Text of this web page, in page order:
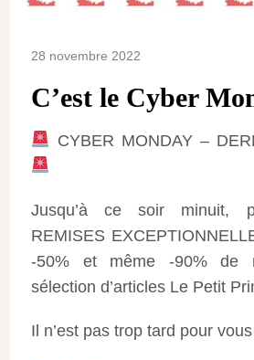
28 novembre 2022
C’est le Cyber
CYBER MONDAY –
Jusqu’à ce soir minuit,
REMISES
-50% et même -90% de
sélection d’articles Le Petit
Il n’est pas trop tard pour